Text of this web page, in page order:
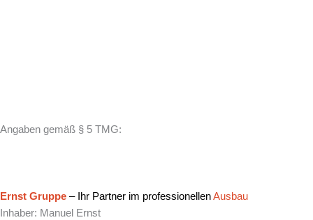
Angaben gemäß § 5 TMG:
Ernst Gruppe – Ihr Partner im professionellenAusbau
Inhaber: Manuel Ernst